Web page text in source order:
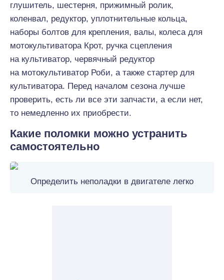
глушитель, шестерня, прижимный ролик,
коленвал, редуктор, уплотнительные кольца,
наборы болтов для крепления, валы, колеса для
мотокультиватора Крот, ручка сцепления
на культиватор, червячный редуктор
на мотокультиватор Роби, а также стартер для
культиватора. Перед началом сезона лучше
проверить, есть ли все эти запчасти, а если нет,
то немедленно их приобрести.
Какие поломки можно устранить
самостоятельно
Определить неполадки в двигателе легко